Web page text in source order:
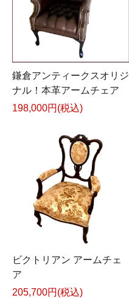
鎌倉アンティークスオリジ
ナル！本革アームチェア
198,000円(税込)
ビクトリアン アームチェ
ア
205,700円(税込)